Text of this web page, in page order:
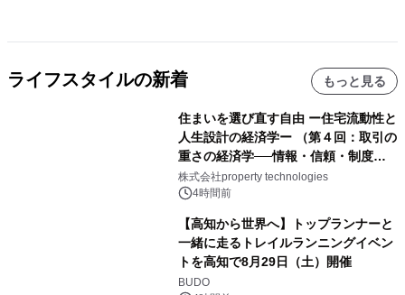
ライフスタイルの新着 もっと見る
住まいを選び直す自由 ー住宅流動性と
人生設計の経済学ー （第４回：取引の
重さの経済学──情報・信頼・制度を
PropTechはどう組み替えるか）｜
PropTech-Lab
株式会社property technologies
4時間前
【高知から世界へ】トップランナーと
一緒に走るトレイルランニングイベン
トを高知で8月29日（土）開催
BUDO